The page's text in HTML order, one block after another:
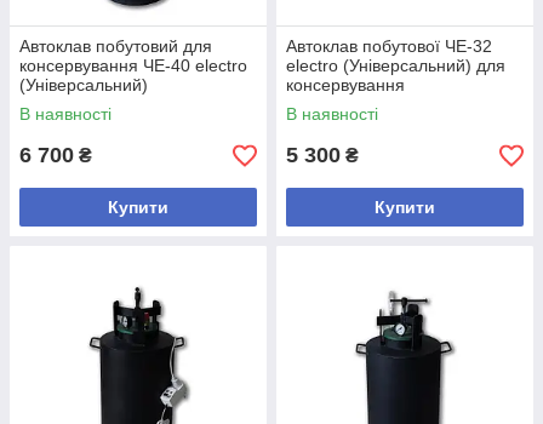
Автоклав побутовий для
консервування ЧЕ-40 electro
(Універсальний)
В наявності
6 700 ₴
Купити
Автоклав побутової ЧЕ-32
electro (Універсальний) для
консервування
В наявності
5 300 ₴
Купити